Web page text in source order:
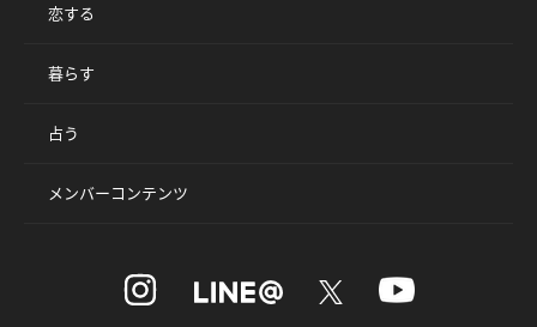
恋する
暮らす
占う
メンバーコンテンツ